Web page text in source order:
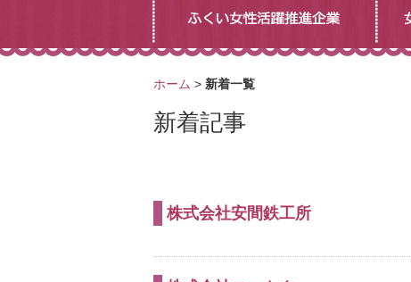
ホーム > 新着一覧
新着記事
株式会社安間鉄工所